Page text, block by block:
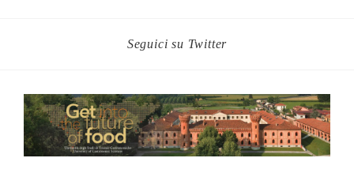
Seguici su Twitter